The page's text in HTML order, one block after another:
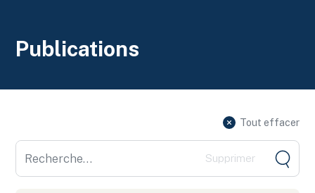
Publications
Tout effacer
Aller